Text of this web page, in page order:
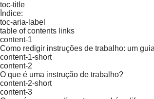
toc-title
Índice:
toc-aria-label
table of contents links
content-1
Como redigir instruções de trabalho: um
content-1-short
content-2
O que é uma instrução de trabalho?
content-2-short
content-3